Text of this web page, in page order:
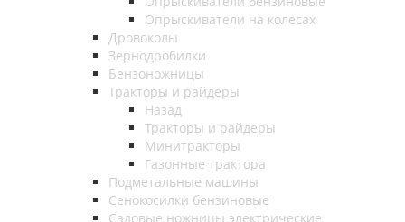
Опрыскиватели на колесах
Дровоколы
Зернодробилки
Бензоножницы
Тракторы и райдеры
Назад
Тракторы и райдеры
Минитракторы
Газонные трактора
Подметальные машины
Сенокосилки бензиновые
Садовые ножницы электрические